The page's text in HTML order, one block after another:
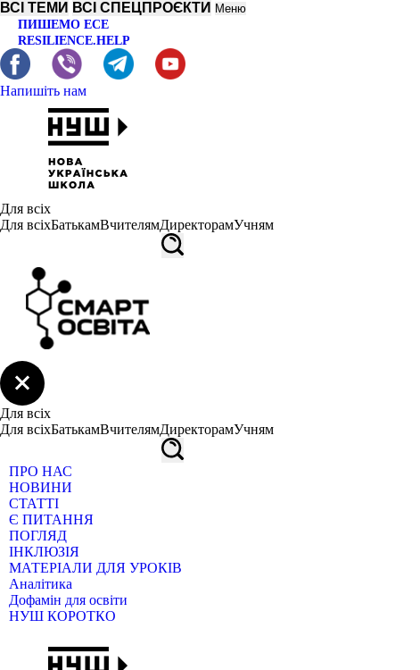
ВСІ ТЕМИ ВСІ СПЕЦПРОЄКТИ Меню
ПИШЕМО ЕСЕ
RESILIENCE.HELP
Напишіть нам
Для всіх
Для всіхБатькамВчителямДиректорамУчням
Для всіх
Для всіхБатькамВчителямДиректорамУчням
ПРО НАС
НОВИНИ
СТАТТІ
Є ПИТАННЯ
ПОГЛЯД
ІНКЛЮЗІЯ
МАТЕРІАЛИ ДЛЯ УРОКІВ
Аналітика
Дофамін для освіти
НУШ КОРОТКО